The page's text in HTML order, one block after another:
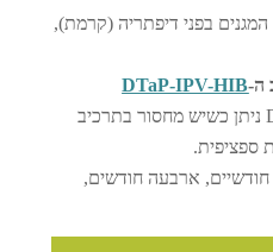
בפני דיפתריה (קרמת),
ה-DTaP-IPV-HIB
(מחומשת), אבל הרכב הDTaP ניתן כשיש מחסור בתרכיב
ספציפית.
חודשיים, ארבעה חודשים,